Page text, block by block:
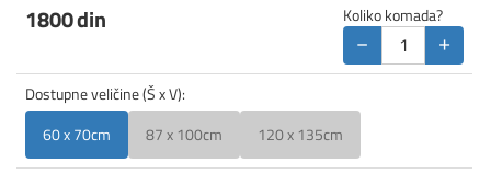
1800din Koliko komada?
− +
Dostupne veličine (Š x V):
60 x 70cm
87 x 100cm 120 x 135cm